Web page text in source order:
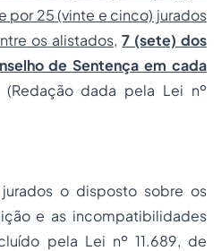
e por 25 (vinte e cinco) jurados
os alistados, 7 (sete) dos
de Sentença em cada
(Redação dada pela Lei nº
o disposto sobre os
e as incompatibilidades
pela Lei nº 11.689, de